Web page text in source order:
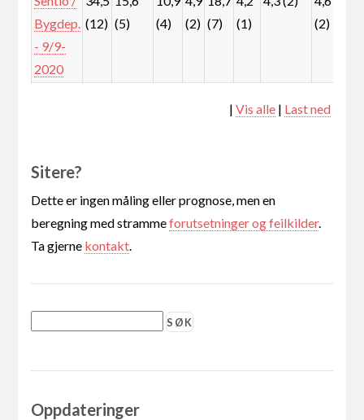
Bygdep.
- 9/9-
2020
(12) (5)
(4)
(2) (7)
(1)
(2)
|Vis alle | Last ned
Sitere?
Dette er ingen måling eller prognose, men en
beregning med strammeforutsetninger og feilkilder.
Ta gjerne kontakt
Oppdateringer